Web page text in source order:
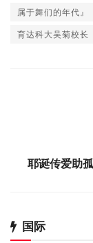
属于舞们的年代』
育达科大吴菊校长
耶诞传爱助
国际